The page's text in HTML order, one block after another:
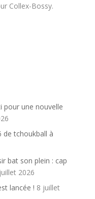
Collex-Bossy.
pour une nouvelle
de tchoukball à
bat son plein : cap
2026
lancée ! 8 juillet